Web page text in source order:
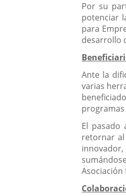
Por su
potenciar
para
desarrollo
Ante la
varias
programas
El pasado
retornar al
innovador,